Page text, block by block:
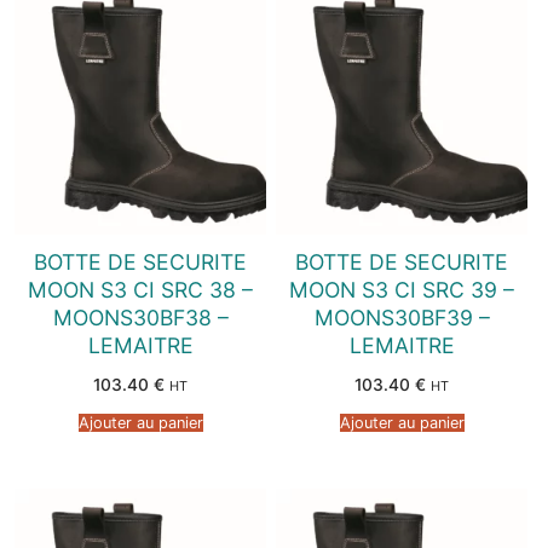
BOTTE DE SECURITE
MOON S3 CI SRC 38 –
MOONS30BF38 –
LEMAITRE
103.40 € HT
Ajouter au panier
BOTTE DE SECURITE
MOON S3 CI SRC 39 –
MOONS30BF39 –
LEMAITRE
103.40 € HT
Ajouter au panier